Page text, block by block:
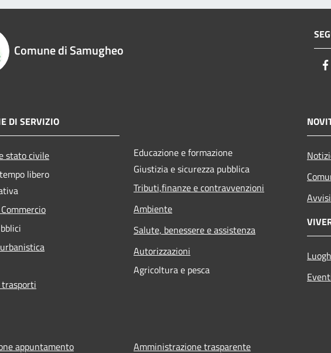
Comune di Samugheo
DI SERVIZIO
stato civile
libero
Educazione e formazione
Giustizia e sicurezza pubblica
Tributi,finanze e contravvenzioni
Ambiente
Salute, benessere e assistenza
Autorizzazioni
Agricoltura e pesca
Avvisi
appuntamento Amministrazione trasparente